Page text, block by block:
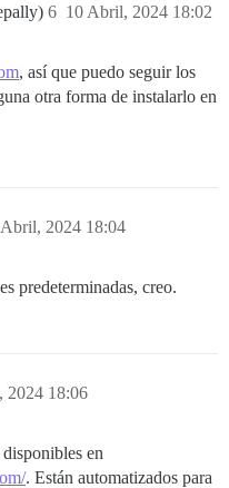
10 Abril, 2024 18:02
6
, así que puedo seguir los
otra forma de instalarlo en
2024 18:04
predeterminadas, creo.
2024 18:06
en
. Están automatizados para